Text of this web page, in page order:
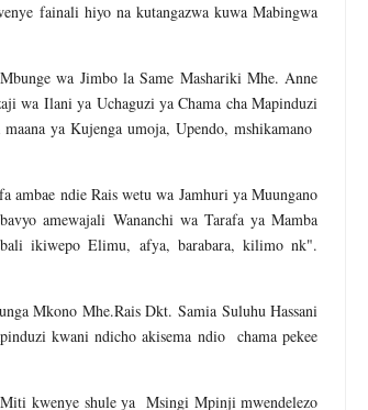
fainali hiyo na kutangazwa kuwa Mabingwa
wa Jimbo la Same Mashariki Mhe. Anne
wa Ilani ya Uchaguzi ya Chama cha Mapinduzi
ya Kujenga umoja, Upendo, mshikamano
ndie Rais wetu wa Jamhuri ya Muungano
amewajali Wananchi wa Tarafa ya Mamba
ikiwepo Elimu, afya, barabara, kilimo nk".
Mkono Mhe.Rais Dkt. Samia Suluhu Hassani
kwani ndicho akisema ndio chama pekee
kwenye shule ya Msingi Mpinji mwendelezo